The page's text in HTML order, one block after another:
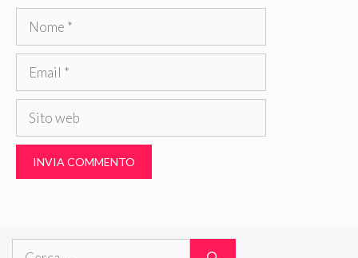
Nome
Email
Sito
Ricerca